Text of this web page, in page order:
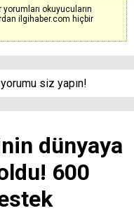
okuyucuların
ilgihaber.com hiçbir
siz yapın!
dünyaya
600